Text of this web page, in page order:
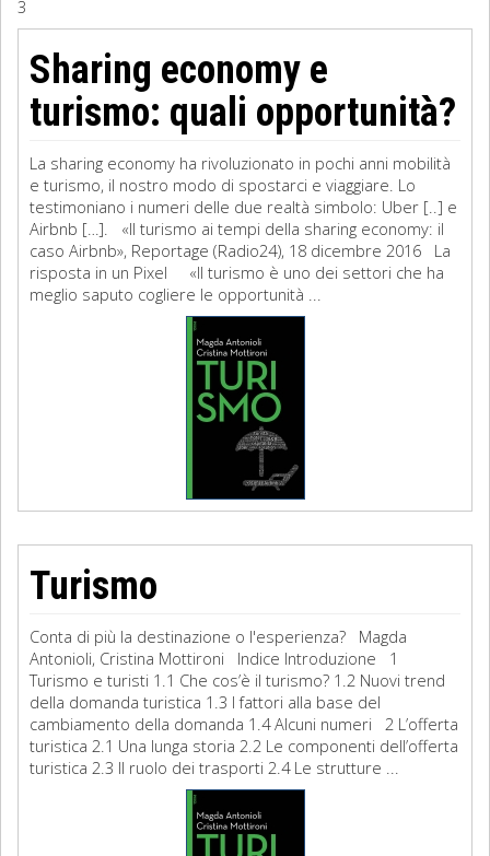
Filosofia
Matematica
Diritto
3
Sharing economy e
turismo: quali opportunità?
La sharing economy ha rivoluzionato in pochi anni mobilità
e turismo, il nostro modo di spostarci e viaggiare. Lo
testimoniano i numeri delle due realtà simbolo: Uber [..] e
Airbnb […]. «Il turismo ai tempi della sharing economy: il
caso Airbnb», Reportage (Radio24), 18 dicembre 2016 La
risposta in un Pixel «Il turismo è uno dei settori che ha
meglio saputo cogliere le opportunità ...
Turismo
Conta di più la destinazione o l'esperienza? Magda
Antonioli, Cristina Mottironi Indice Introduzione 1
Turismo e turisti 1.1 Che cos’è il turismo? 1.2 Nuovi trend
della domanda turistica 1.3 I fattori alla base del
cambiamento della domanda 1.4 Alcuni numeri 2 L’offerta
turistica 2.1 Una lunga storia 2.2 Le componenti dell’offerta
turistica 2.3 Il ruolo dei trasporti 2.4 Le strutture ...